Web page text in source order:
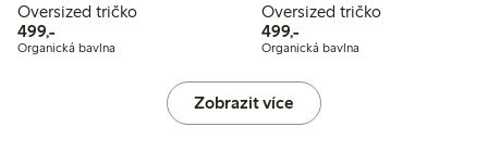
Oversized tričko
499,-499,00 Kč
Organická bavlna
Oversized tričko
499,-499,00 Kč
Organická bavlna
Zobrazit více